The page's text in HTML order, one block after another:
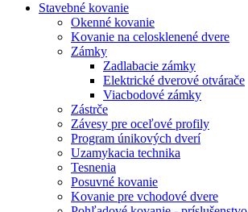
Stavebné kovanie
Okenné kovanie
Kovanie na celosklenené dvere
Zámky
Zadlabacie zámky
Elektrické dverové otvárače
Viacbodové zámky
Zástrče
Závesy pre oceľové profily
Program únikových dverí
Uzamykacia technika
Tesnenia
Posuvné kovanie
Kovanie pre vchodové dvere